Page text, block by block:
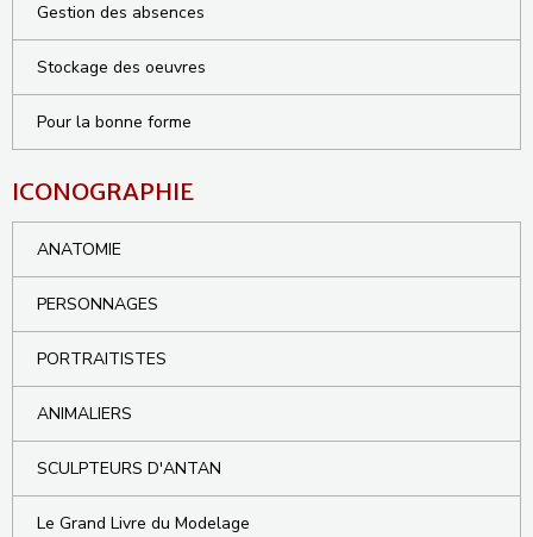
Gestion des absences
Stockage des oeuvres
Pour la bonne forme
ICONOGRAPHIE
ANATOMIE
PERSONNAGES
PORTRAITISTES
ANIMALIERS
SCULPTEURS D'ANTAN
Le Grand Livre du Modelage